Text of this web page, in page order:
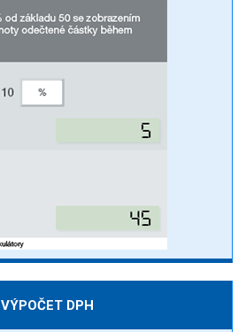
VÝPOČET DPH